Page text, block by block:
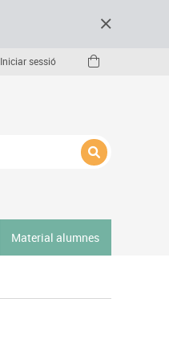
Iniciar sessió
Material alumnes